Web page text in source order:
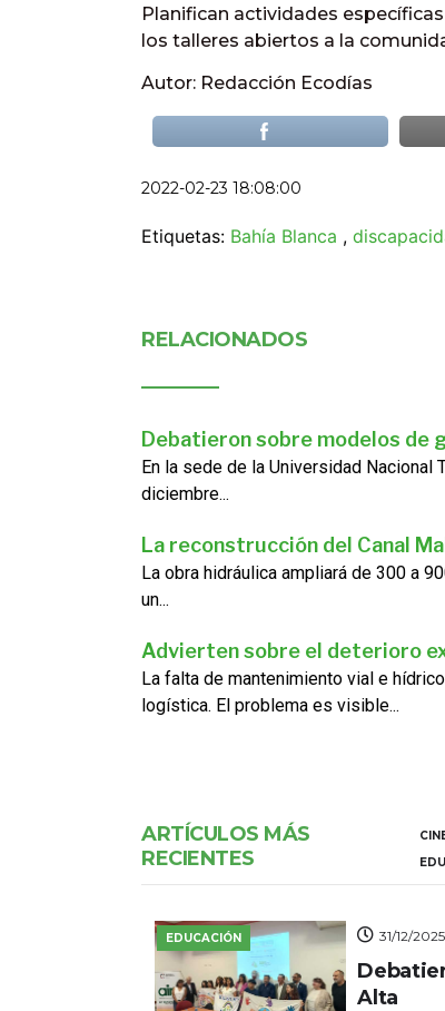
Planifican actividades
los talleres abiertos a la
Autor: Redacción Ecodías
2022-02-23 18:08:00
Etiquetas: Bahía Blanca ,
RELACIONADOS
Debatieron sobre modelos de
En la sede de la Universidad Nacional
diciembre...
La reconstrucción del Canal
La obra hidráulica ampliará de 300 a
un...
Advierten sobre el deterioro
La falta de mantenimiento vial e
logística. El problema es visible...
ARTÍCULOS MÁS
RECIENTES
EDUCACIÓN 31/12/2025
Alta